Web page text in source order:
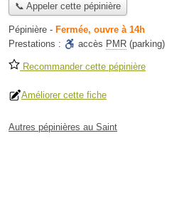
📞 Appeler cette pépinière
Pépinière - Fermée, ouvre à 14h
Prestations :
accès PMR (parking)
Recommander cette pépinière
Améliorer cette fiche
Autres pépinières au Saint